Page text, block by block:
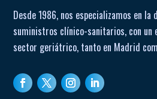
Desde 1986, nos especializamos en
suministros clínico-sanitarios, con un
sector geriátrico, tanto en Madrid